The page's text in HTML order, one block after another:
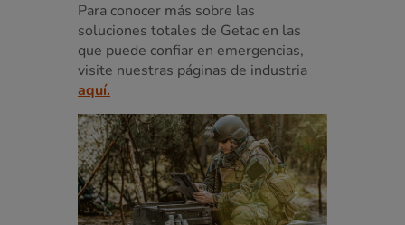
Para conocer más sobre las
soluciones totales de Getac en las
que puede confiar en emergencias,
visite nuestras páginas de industria
aquí.